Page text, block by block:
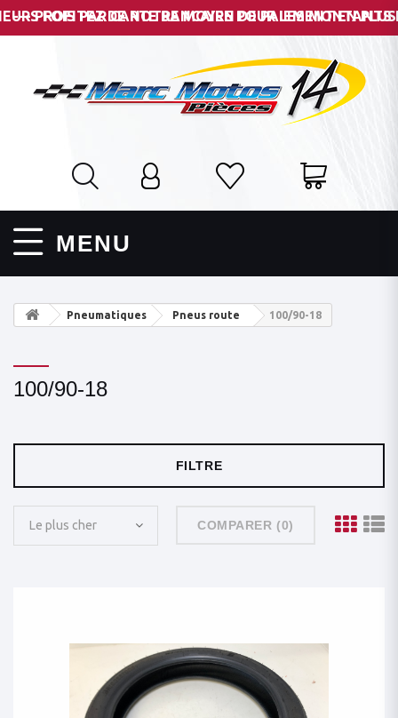
PROFITEZ DE NOTRE MOYEN DE PAIEMENT EN
MENU
Pneumatiques Pneus route 100/90-18
100/90-18
FILTRE
Le plus cher COMPARER (0)